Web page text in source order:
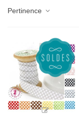
Pertinence